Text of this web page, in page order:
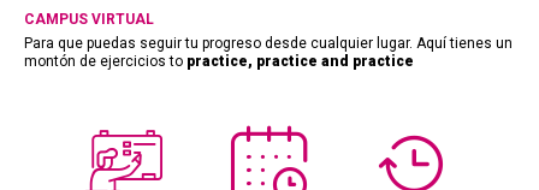
CAMPUS VIRTUAL
Para que puedas seguir tu progreso desde cualquier lugar. Aquí tienes un
montón de ejercicios to practice, practice and practice